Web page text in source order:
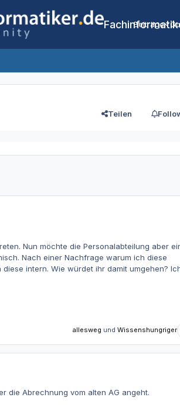
Beiträge
Teilen
Nun möchte die Personalabteilung aber
Nach einer Nachfrage warum ich diese
intern. Wie würdet ihr damit umgehen?
allesweg und Wissenshungriger
die Abrechnung vom alten AG angeht.